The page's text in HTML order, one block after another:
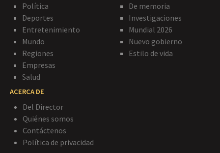
Política
Deportes
Entretenimiento
Mundo
Regiones
Empresas
Salud
De memoria
Investigaciones
Mundial 2026
Nuevo gobierno
Estilo de vida
ACERCA DE
Del Director
Quiénes somos
Contáctenos
Política de privacidad